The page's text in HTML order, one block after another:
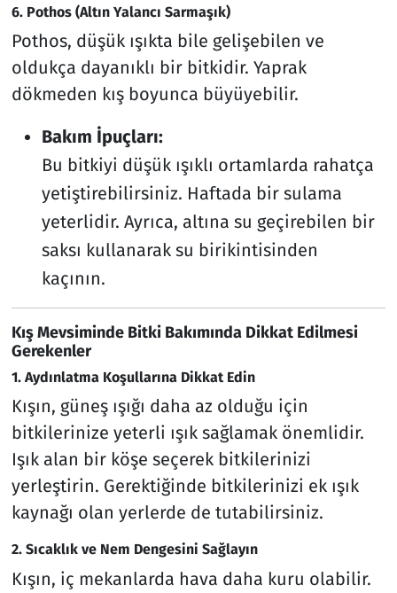
6. Pothos (Altın Yalancı Sarmaşık)
Pothos, düşük ışıkta bile gelişebilen ve
oldukça dayanıklı bir bitkidir. Yaprak
dökmeden kış boyunca büyüyebilir.
Bakım İpuçları:
Bu bitkiyi düşük ışıklı ortamlarda rahatça
yetiştirebilirsiniz. Haftada bir sulama
yeterlidir. Ayrıca, altına su geçirebilen bir
saksı kullanarak su birikintisinden
kaçının.
Kış Mevsiminde Bitki Bakımında Dikkat Edilmesi
Gerekenler
1. Aydınlatma Koşullarına Dikkat Edin
Kışın, güneş ışığı daha az olduğu için
bitkilerinize yeterli ışık sağlamak önemlidir.
Işık alan bir köşe seçerek bitkilerinizi
yerleştirin. Gerektiğinde bitkilerinizi ek ışık
kaynağı olan yerlerde de tutabilirsiniz.
2. Sıcaklık ve Nem Dengesini Sağlayın
Kışın, iç mekanlarda hava daha kuru olabilir.